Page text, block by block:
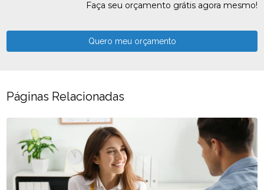
Faça seu orçamento grátis agora mesmo!
Quero meu orçamento
Páginas Relacionadas